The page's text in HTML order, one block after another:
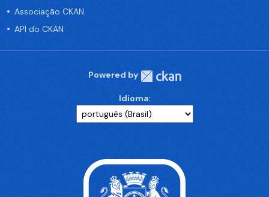
Associação CKAN
API do CKAN
Powered by
Idioma